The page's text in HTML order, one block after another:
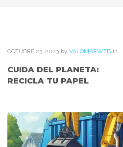
OCTUBRE 23. 2023 by VALOMARWEB in
CUIDA DEL PLANETA:
RECICLA TU PAPEL